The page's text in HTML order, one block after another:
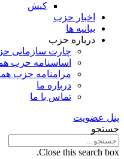
کیش
اخبار حزب
بیانیه ها
درباره حزب
چارت سازمانی
اساسنامه حزب
مرامنامه حزب
درباره ما
تماس با ما
پنل عضویت
جستجو
Close this search box.